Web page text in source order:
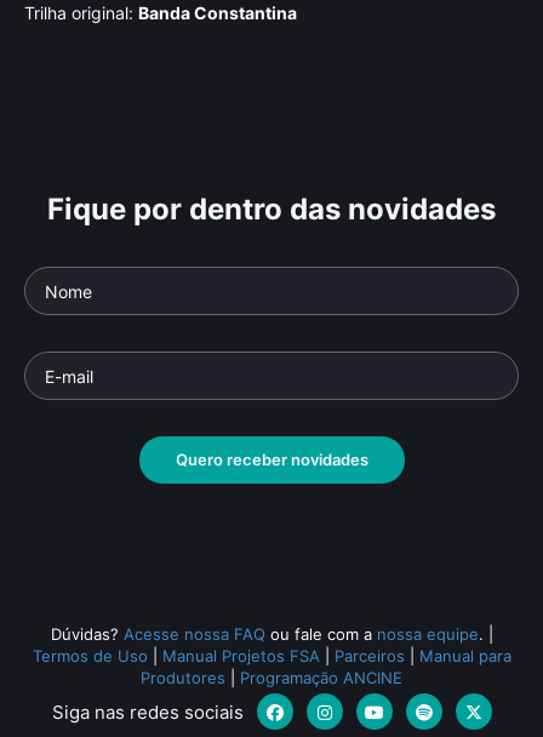
Trilha original: Banda Constantina
Fique por dentro das novidades
Quero receber novidades
Dúvidas? Acesse nossa FAQ ou fale com a nossa equipe.
Termos de Uso
Manual Projetos FSA Parceiros
Manual para
Produtores
Programação ANCINE
Siga nas redes sociais